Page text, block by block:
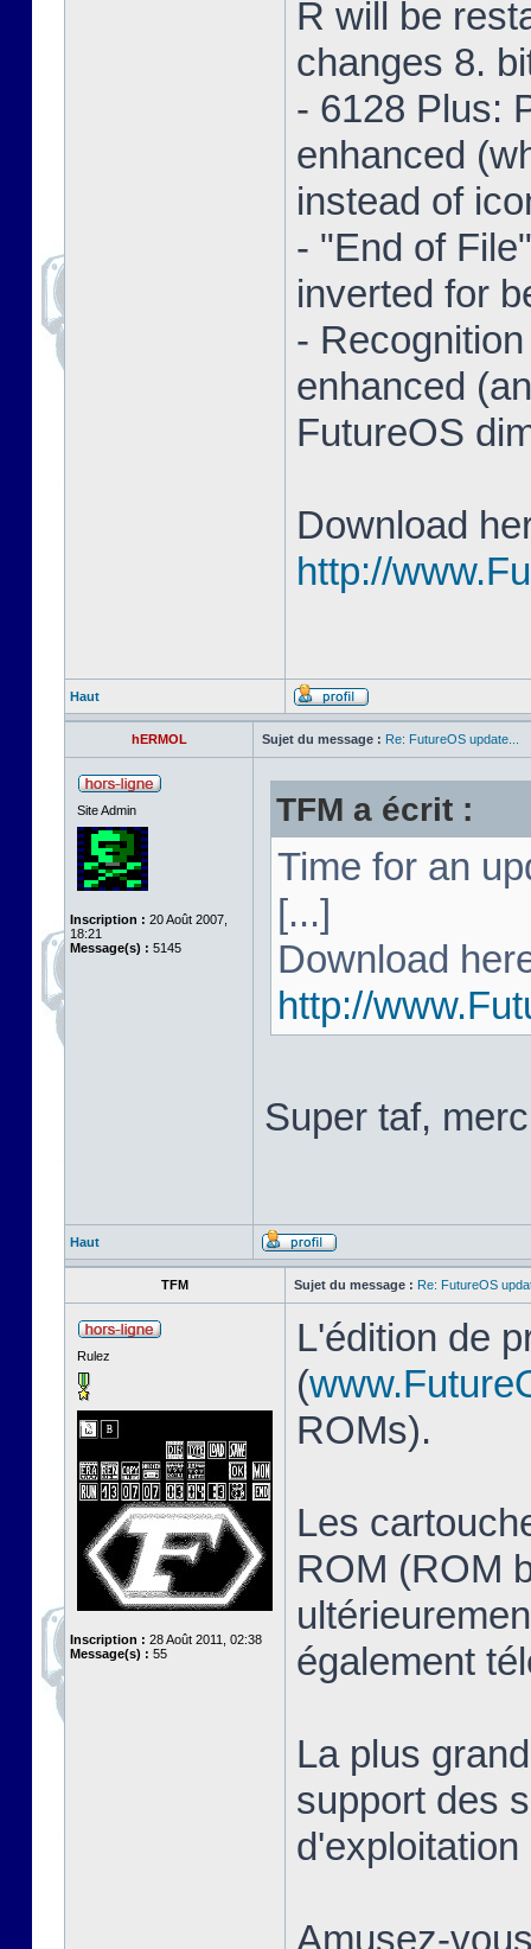
R will be
changes 8.
- 6128 Plus:
enhanced
instead of
- "End of
inverted for
-
enhanced
FutureOS
Download
http://
Haut
hERMOL Sujet du message : Re: FutureOS update...
Site Admin
Inscription : 20 Août 2007,
18:21
Message(s) : 5145
TFM a écrit :
Time for an
[...]
Download
http://
Super taf,
Haut
TFM Sujet du message : Re: FutureOS
Rulez
Inscription : 28 Août 2011, 02:38
Message(s) : 55
L'édition de
(
ROMs).
Les
ROM (ROM
également
La plus
support des
Amusez-